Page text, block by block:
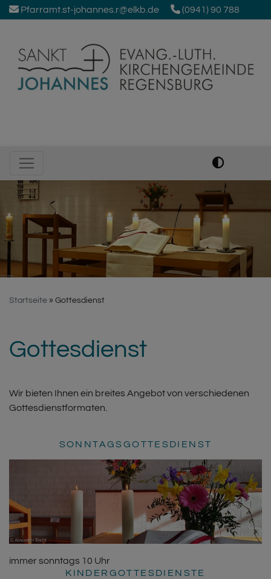
Direkt
zum
Pfarramt.st-johannes.r@elkb.de (0941) 90 788
Hauptnavigation
Startseite Gottesdienst
Gottesdienst
Wir bieten Ihnen ein breites Angebot von verschiedenen
Gottesdienstformaten.
SONNTAGSGOTTESDIENST
immer sonntags 10 Uhr
KINDERGOTTESDIENSTE